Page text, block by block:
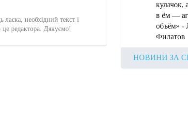
необхідний текст і
редактора. Дякуємо!
кулачок,
в ём —
объём» -
Филатов
НОВИНИ ЗА